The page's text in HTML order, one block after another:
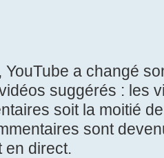
a changé
suggérés : les
soit la moitié
sont
en direct.